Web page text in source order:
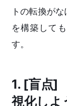
トの転換が
を構築して
す。
1. [盲点]
視化しよ